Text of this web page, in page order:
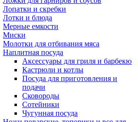
Лопатки и скребки
Лотки и блюда
Мерные емкости
Миски
Молотки для отбивания мяса
Наплитная посуда
Аксессуары для гриля и барбекю
Кастрюли и котлы
Посуда для приготовления и
подачи
Сковороды
Сотейники
Чугунная посуда